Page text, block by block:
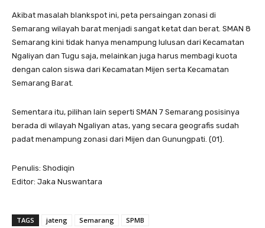
Akibat masalah blankspot ini, peta persaingan zonasi di
Semarang wilayah barat menjadi sangat ketat dan berat. SMAN 8
Semarang kini tidak hanya menampung lulusan dari Kecamatan
Ngaliyan dan Tugu saja, melainkan juga harus membagi kuota
dengan calon siswa dari Kecamatan Mijen serta Kecamatan
Semarang Barat.
Sementara itu, pilihan lain seperti SMAN 7 Semarang posisinya
berada di wilayah Ngaliyan atas, yang secara geografis sudah
padat menampung zonasi dari Mijen dan Gunungpati. (01).
Penulis: Shodiqin
Editor: Jaka Nuswantara
TAGS jateng Semarang SPMB